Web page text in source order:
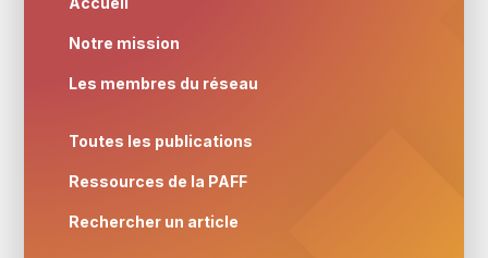
Notre mission
Les membres du réseau
Toutes les publications
Ressources de la PAFF
Rechercher un article